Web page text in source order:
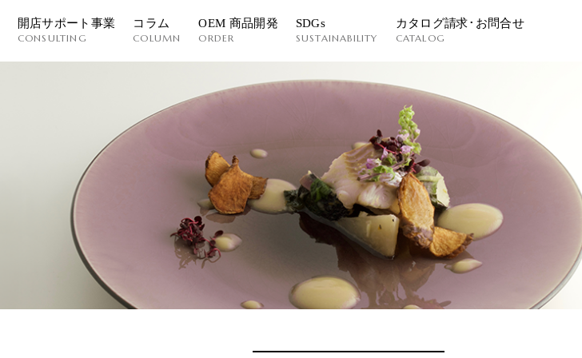
開店サポート事業
CONSULTING
コラム
COLUMN
OEM 商品開発
ORDER
SDGs
SUSTAINABILITY
カタログ請求･お問合せ
CATALOG